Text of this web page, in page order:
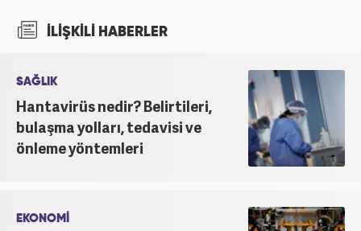
İLİŞKİLİ HABERLER
SAĞLIK
Hantavirüs nedir? Belirtileri,
bulaşma yolları, tedavisi ve
önleme yöntemleri
EKONOMİ